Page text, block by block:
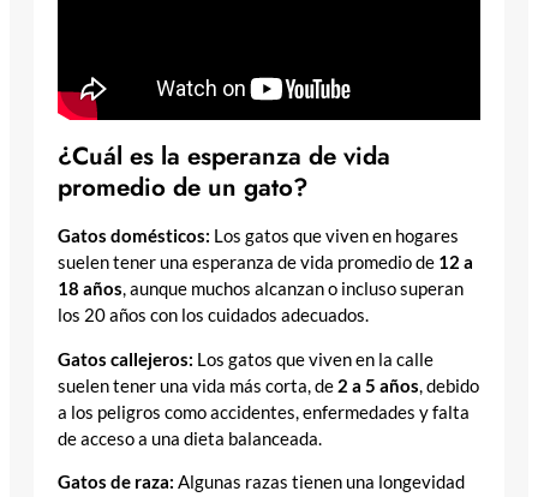
¿Cuál es la esperanza de vida
promedio de un gato?
Gatos domésticos: Los gatos que viven en hogares
suelen tener una esperanza de vida promedio de 12 a
18 años, aunque muchos alcanzan o incluso superan
los 20 años con los cuidados adecuados.
Gatos callejeros: Los gatos que viven en la calle
suelen tener una vida más corta, de 2 a 5 años, debido
a los peligros como accidentes, enfermedades y falta
de acceso a una dieta balanceada.
Gatos de raza: Algunas razas tienen una longevidad